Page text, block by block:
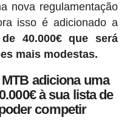
nova regulamentação
isso é adicionado a
40.000€ que será
mais modestas.
adiciona uma
à sua lista de
competir